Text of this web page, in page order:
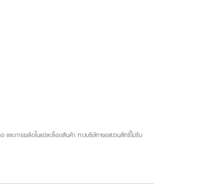
และการผลิตในแต่ละล็อตสินค้า ทางบริษัทฯขอสงวนสิทธิ์ไม่รับ